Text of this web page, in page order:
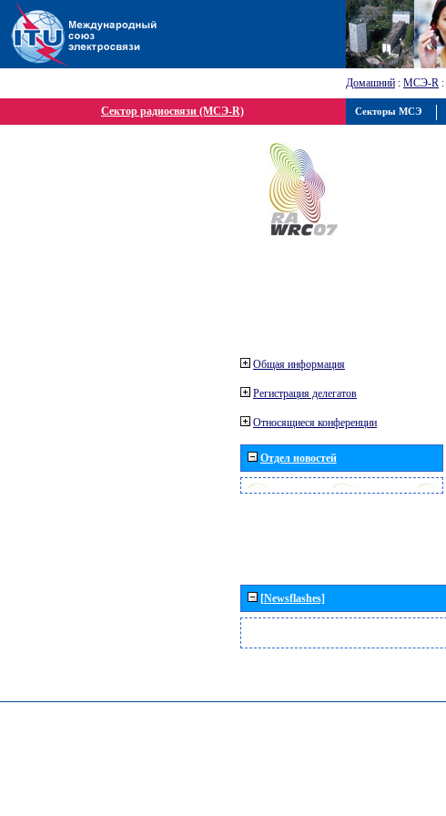
Домашний : МСЭ-R :
Сектор радиосвязи (МСЭ-R)
Общая информация
Регистрация делегатов
Относящиеся конференции
Отдел новостей
[Newsflashes]
Секторы МСЭ